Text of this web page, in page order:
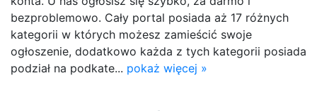
bezproblemowo. Cały portal posiada aż 17 różnych
kategorii w których możesz zamieścić swoje
ogłoszenie, dodatkowo każda z tych kategorii posiada
podział na podkate... pokaż więcej »